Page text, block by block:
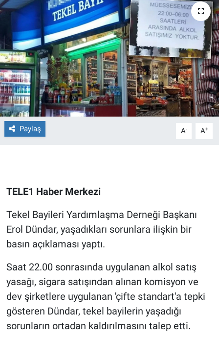
Paylaş A- A+
TELE1 Haber Merkezi
Tekel Bayileri Yardımlaşma Derneği Başkanı
Erol Dündar, yaşadıkları sorunlara ilişkin bir
basın açıklaması yaptı.
Saat 22.00 sonrasında uygulanan alkol satış
yasağı, sigara satışından alınan komisyon ve
dev şirketlere uygulanan 'çifte standart'a tepki
gösteren Dündar, tekel bayilerin yaşadığı
sorunların ortadan kaldırılmasını talep etti.
Gerçeğin İzinde
Gün Başlıyor
Gün Bitiyor
Gün Ortası
Gündem Özel
Günün görüntüsü
Kimdir
Koronavirüs
Ne demişti
Nedir